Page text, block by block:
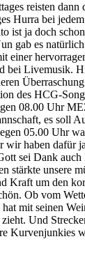
reisten dann
Hurra bei
ist ja doch
gab es
einer
bei Livemusik.
des HCG-
08.00 Uhr
es soll
05.00 Uhr
wir haben dafür
sei Dank
stärkte unsere
Kraft um den
Ob vom
mit seinen
zieht. Und
Kurvenjunkies